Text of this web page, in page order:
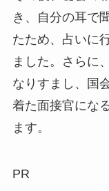
き、自分の耳で
たため、占いに
ました。さらに
なりすまし、国
着た面接官にな
ます。
PR